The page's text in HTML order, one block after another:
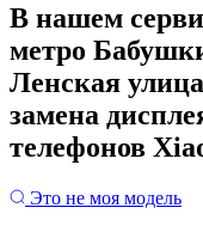
В нашем
метро
Ленская
замена
телефонов
Это не моя модель